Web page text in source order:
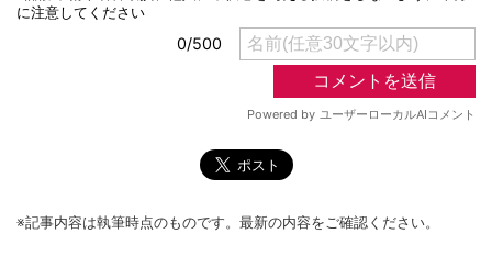
※記事内容は執筆時点のものです。最新の内容をご確認ください。